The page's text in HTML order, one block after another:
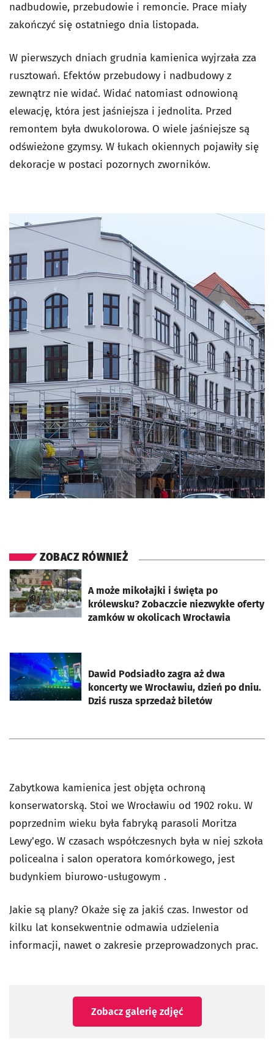
nadbudowie, przebudowie i remoncie. Prace miały
zakończyć się ostatniego dnia listopada.
W pierwszych dniach grudnia kamienica wyjrzała zza
rusztowań. Efektów przebudowy i nadbudowy z
zewnątrz nie widać. Widać natomiast odnowioną
elewację, która jest jaśniejsza i jednolita. Przed
remontem była dwukolorowa. O wiele jaśniejsze są
odświeżone gzymsy. W łukach okiennych pojawiły się
dekoracje w postaci pozornych zworników.
ZOBACZ RÓWNIEŻ
A może mikołajki i święta po
królewsku? Zobaczcie niezwykłe oferty
zamków w okolicach Wrocławia
otworzy się w nowej karcie
Dawid Podsiadło zagra aż dwa
koncerty we Wrocławiu, dzień po dniu.
Dziś rusza sprzedaż biletów
otworzy się w nowej karcie
Zabytkowa kamienica jest objęta ochroną
konserwatorską. Stoi we Wrocławiu od 1902 roku. W
poprzednim wieku była fabryką parasoli Moritza
Lewy'ego. W czasach współczesnych była w niej szkoła
policealna i salon operatora komórkowego, jest
budynkiem biurowo-usługowym .
Jakie są plany? Okaże się za jakiś czas. Inwestor od
kilku lat konsekwentnie odmawia udzielenia
informacji, nawet o zakresie przeprowadzonych prac.
Zobacz galerię zdjęć